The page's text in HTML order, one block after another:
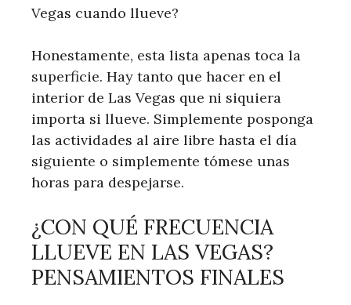
Vegas cuando llueve?
Honestamente, esta lista apenas toca la
superficie. Hay tanto que hacer en el
interior de Las Vegas que ni siquiera
importa si llueve. Simplemente posponga
las actividades al aire libre hasta el día
siguiente o simplemente tómese unas
horas para despejarse.
¿CON QUÉ FRECUENCIA
LLUEVE EN LAS VEGAS?
PENSAMIENTOS FINALES